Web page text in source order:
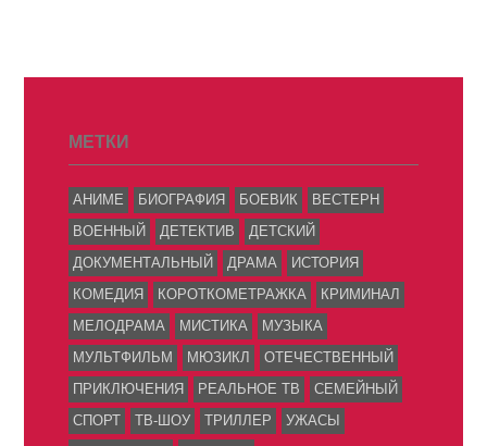
МЕТКИ
АНИМЕ БИОГРАФИЯ БОЕВИК
ВЕСТЕРН
ВОЕННЫЙ
ДЕТЕКТИВ
ДЕТСКИЙ
ДОКУМЕНТАЛЬНЫЙ
ДРАМА
ИСТОРИЯ
КОМЕДИЯ
КОРОТКОМЕТРАЖКА
КРИМИНАЛ
МЕЛОДРАМА
МИСТИКА
МУЗЫКА
МУЛЬТФИЛЬМ
МЮЗИКЛ
ОТЕЧЕСТВЕННЫЙ
ПРИКЛЮЧЕНИЯ
РЕАЛЬНОЕ ТВ
СЕМЕЙНЫЙ
СПОРТ
ТВ-ШОУ ТРИЛЛЕР
УЖАСЫ